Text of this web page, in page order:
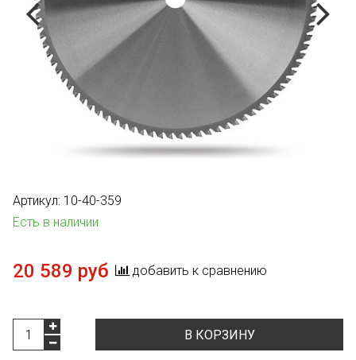
Артикул: 10-40-359
Есть в наличии
20 589 руб добавить к сравнению
В КОРЗИНУ